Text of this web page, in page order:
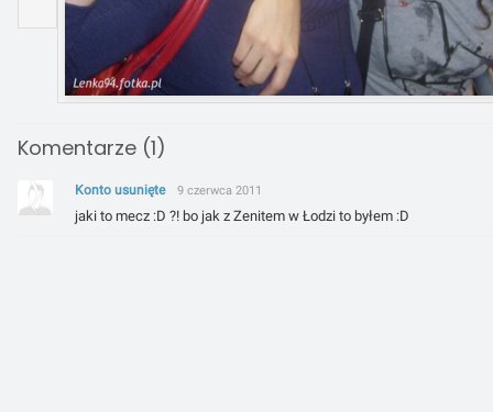
Komentarze (1)
Konto usunięte 9 czerwca 2011
jaki to mecz :D ?! bo jak z Zenitem w Łodzi to byłem :D